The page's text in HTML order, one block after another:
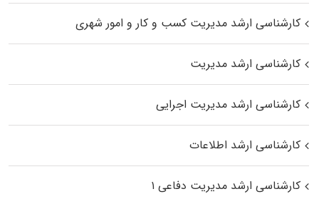
کارشناسی ارشد مدیریت کسب و کار و امور شهری
کارشناسی ارشد مدیریت
کارشناسی ارشد مدیریت اجرایی
کارشناسی ارشد اطلاعات
کارشناسی ارشد مدیریت دفاعی ۱